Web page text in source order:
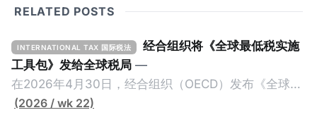
RELATED POSTS
INTERNATIONAL TAX 国际税法
经合组织将《全球最低税实施
工具包》发给全球税局 —
在2026年4月30日，经合组织（OECD）发布《全球最
低税实施工具包》（The Global Minimum Tax
(2026 / wk 22)